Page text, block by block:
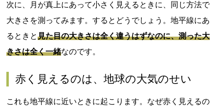
次に、月が真上にあって小さく見えるときに、同じ方法で
大きさを測ってみます。するとどうでしょう。地平線にあ
るときと見た目の大きさは全く違うはずなのに、測った大
きさは全く一緒なのです。
赤く見えるのは、地球の大気のせい
これも地平線に近いときに起こります。なぜ赤く見えるの